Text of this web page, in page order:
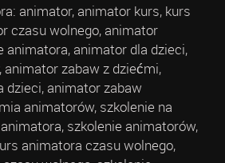
animator, animator kurs, kurs
czasu wolnego, animator
animatora, animator dla dzieci,
zabaw z dziećmi,
dzieci, animator zabaw
animatorów, szkolenie na
szkolenie animatorów,
animatora czasu wolnego,